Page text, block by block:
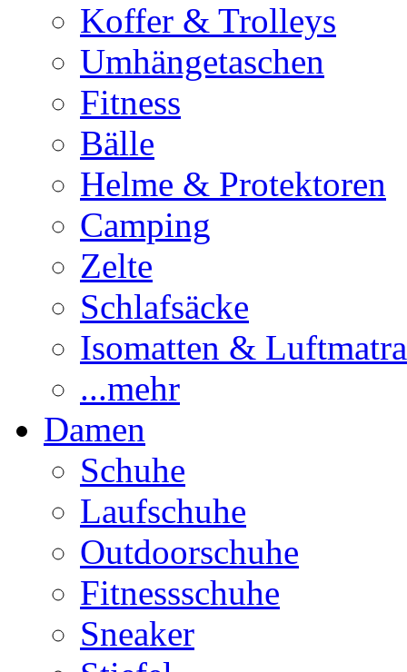
Koffer & Trolleys
Umhängetaschen
Fitness
Bälle
Helme & Protektoren
Camping
Zelte
Schlafsäcke
Isomatten &
...mehr
Damen
Schuhe
Laufschuhe
Outdoorschuhe
Fitnessschuhe
Sneaker